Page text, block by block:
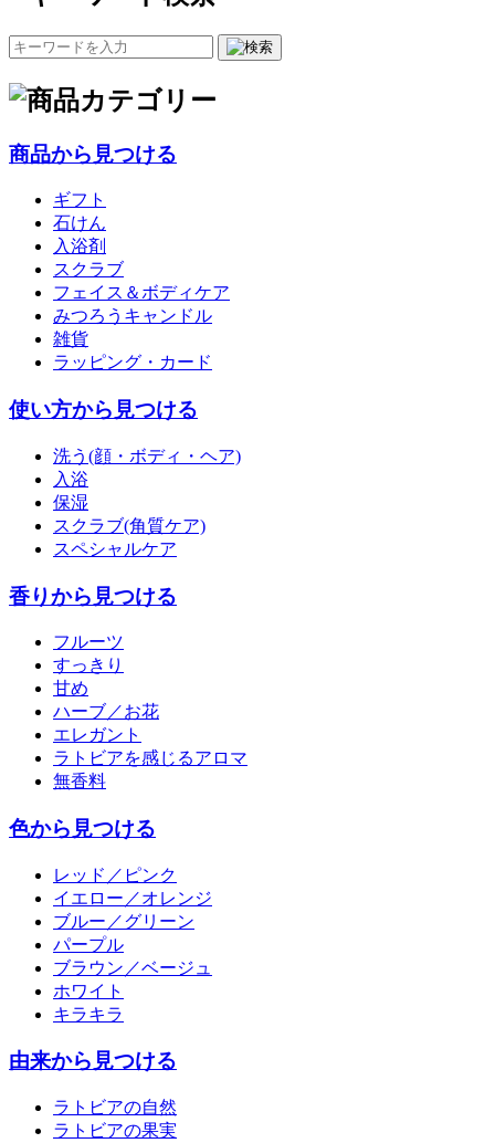
商品から見つける
ギフト
石けん
入浴剤
スクラブ
フェイス＆ボディケア
みつろうキャンドル
雑貨
ラッピング・カード
使い方から見つける
洗う(顔・ボディ・ヘア)
入浴
保湿
スクラブ(角質ケア)
スペシャルケア
香りから見つける
フルーツ
すっきり
甘め
ハーブ／お花
エレガント
ラトビアを感じるアロマ
無香料
色から見つける
レッド／ピンク
イエロー／オレンジ
ブルー／グリーン
パープル
ブラウン／ベージュ
ホワイト
キラキラ
由来から見つける
ラトビアの自然
ラトビアの果実